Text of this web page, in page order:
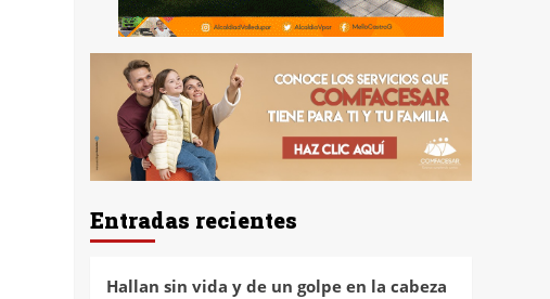
Entradas recientes
Hallan sin vida y de un golpe en la cabeza